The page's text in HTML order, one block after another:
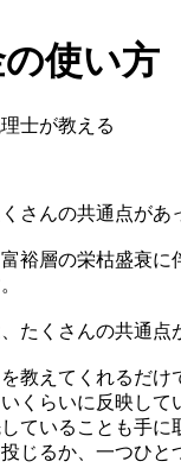
使い方
士が教える
さんの共通点があ
裕層の栄枯盛衰に
くさんの共通点
教えてくれるだけ
くらいに反映して
ていることも手に
じるか、一つひ